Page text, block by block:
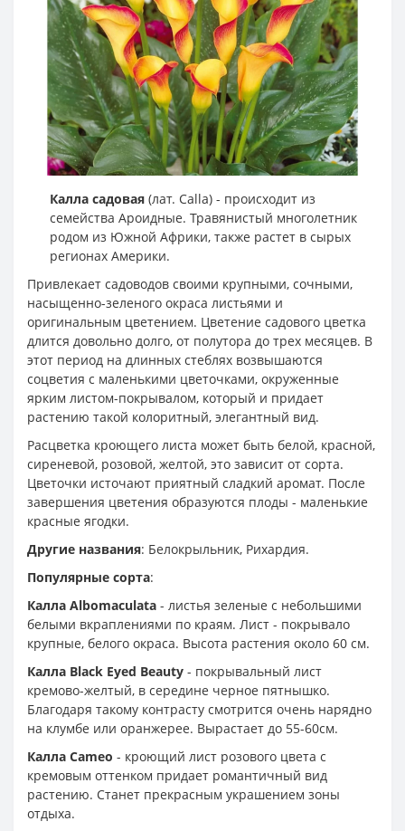
Калла садовая (лат. Calla) - происходит из
семейства Ароидные. Травянистый многолетник
родом из Южной Африки, также растет в сырых
регионах Америки.
Привлекает садоводов своими крупными, сочными,
насыщенно-зеленого окраса листьями и
оригинальным цветением. Цветение садового цветка
длится довольно долго, от полутора до трех месяцев. В
этот период на длинных стеблях возвышаются
соцветия с маленькими цветочками, окруженные
ярким листом-покрывалом, который и придает
растению такой колоритный, элегантный вид.
Расцветка кроющего листа может быть белой, красной,
сиреневой, розовой, желтой, это зависит от сорта.
Цветочки источают приятный сладкий аромат. После
завершения цветения образуются плоды - маленькие
красные ягодки.
Другие названия: Белокрыльник, Рихардия.
Популярные сорта:
Калла Albomaculata - листья зеленые с небольшими
белыми вкраплениями по краям. Лист - покрывало
крупные, белого окраса. Высота растения около 60 см.
Калла Black Eyed Beautу - покрывальный лист
кремово-желтый, в середине черное пятнышко.
Благодаря такому контрасту смотрится очень нарядно
на клумбе или оранжерее. Вырастает до 55-60см.
Калла Cameо - кроющий лист розового цвета с
кремовым оттенком придает романтичный вид
растению. Станет прекрасным украшением зоны
отдыха.